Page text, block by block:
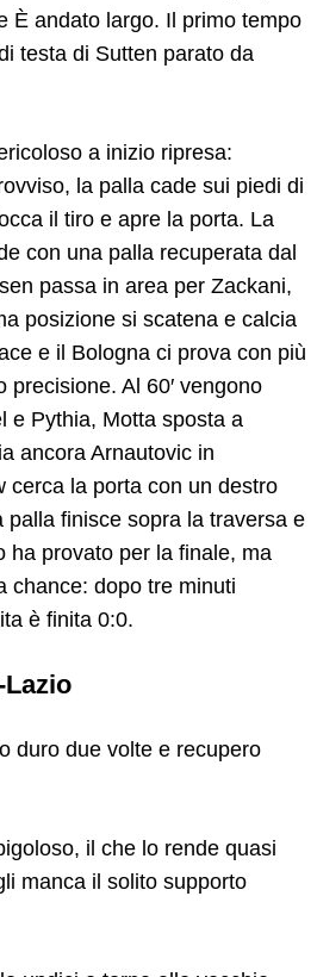
È andato largo. Il primo tempo
testa di Sutten parato da
a inizio ripresa:
la palla cade sui piedi di
il tiro e apre la porta. La
con una palla recuperata dal
passa in area per Zackani,
posizione si scatena e calcia
e il Bologna ci prova con più
Al 60′ vengono
e Pythia, Motta sposta a
ancora Arnautovic in
cerca la porta con un destro
palla finisce sopra la traversa e
ha provato per la finale, ma
chance: dopo tre minuti
è finita 0:0.
duro due volte e recupero
il che lo rende quasi
manca il solito supporto